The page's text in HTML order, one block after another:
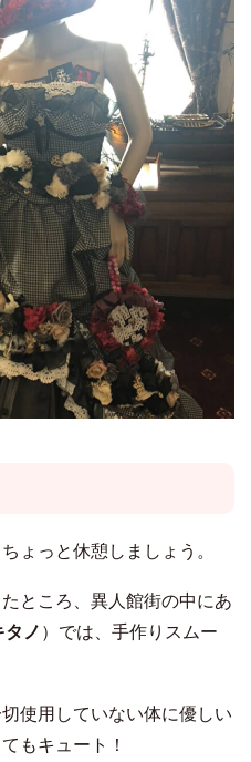
ょっと休憩しましょう。
ところ、異人館街の中にあ
ノ ）では、手作りスムー
使用していない体に優しい
もキュート！